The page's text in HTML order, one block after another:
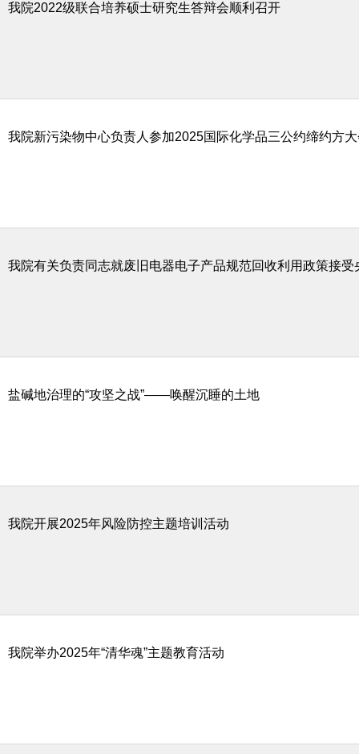
我院2022级联合培养硕士研究生答辩会顺利召开
我院新污染物中心负责人参加2025国际化学品三公约缔约方
我院有关负责同志就废旧电器电子产品规范回收利用政策接受
盐碱地治理的“攻坚之战”——唤醒沉睡的土地
我院开展2025年风险防控主题培训活动
我院举办2025年“清华魂”主题教育活动